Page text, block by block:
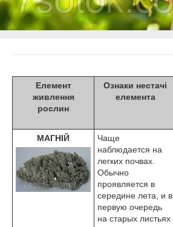
Елемент
живлення
рослин
Ознаки нестачі
елемента
МАГНІЙ
Чаще
наблюдается на
легких почвах.
Обычно
проявляется в
середине лета, и в
первую очередь
на старых листьях